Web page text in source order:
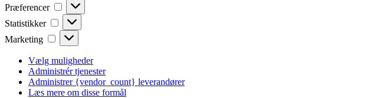
Præferencer
Præferencer
Statistikker Statistikker
Marketing Marketing
Vælg muligheder
Administrér tjenester
Administrer {vendor_count} leverandører
Læs mere om disse formål